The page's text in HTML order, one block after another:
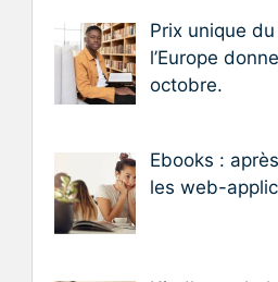
Prix unique
l’Europe
octobre.
Ebooks :
les web-